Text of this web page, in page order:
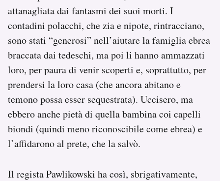
attanagliata dai fantasmi dei suoi morti. I
contadini polacchi, che zia e nipote, rintracciano,
sono stati “generosi” nell’aiutare la famiglia ebrea
braccata dai tedeschi, ma poi li hanno ammazzati
loro, per paura di venir scoperti e, soprattutto, per
prendersi la loro casa (che ancora abitano e
temono possa esser sequestrata). Uccisero, ma
ebbero anche pietà di quella bambina coi capelli
biondi (quindi meno riconoscibile come ebrea) e
l’affidarono al prete, che la salvò.
Il regista Pawlikowski ha così, sbrigativamente,